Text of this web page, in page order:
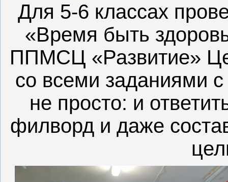
Для 5-6 классах
«Время быть
ППМСЦ «Развитие»
со всеми заданиями
не просто: и
филворд и даже